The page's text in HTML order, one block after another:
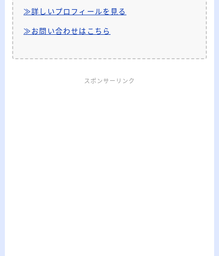
≫詳しいプロフィールを見る
≫お問い合わせはこちら
スポンサーリンク